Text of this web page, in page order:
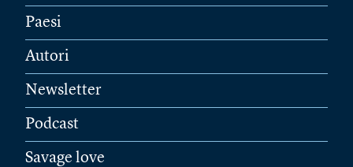
Paesi
Autori
Newsletter
Podcast
Savage love